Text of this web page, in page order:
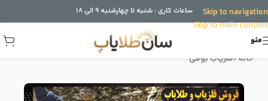
Skip to navigation
Skip to main content
ساعات کاری : شنبه تا چهارشنبه 9 الی 18
منو
خانه/فلزیاب بوقی